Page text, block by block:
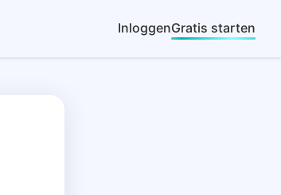
InloggenGratis starten